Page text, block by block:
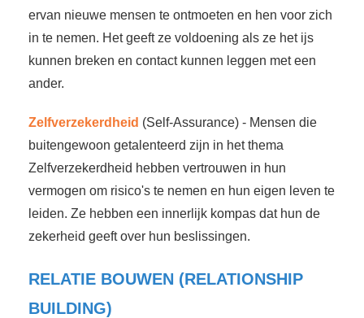
ervan nieuwe mensen te ontmoeten en hen voor zich
in te nemen. Het geeft ze voldoening als ze het ijs
kunnen breken en contact kunnen leggen met een
ander.
Zelfverzekerdheid (Self-Assurance) - Mensen die
buitengewoon getalenteerd zijn in het thema
Zelfverzekerdheid hebben vertrouwen in hun
vermogen om risico's te nemen en hun eigen leven te
leiden. Ze hebben een innerlijk kompas dat hun de
zekerheid geeft over hun beslissingen.
RELATIE BOUWEN (RELATIONSHIP
BUILDING)